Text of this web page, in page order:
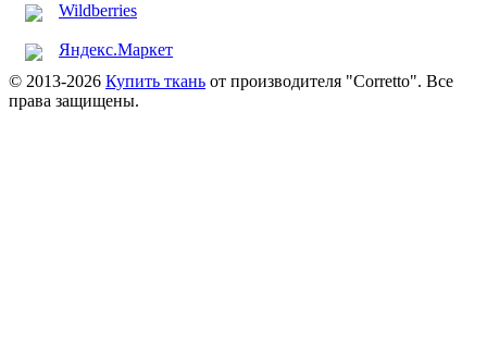
Wildberries
Яндекс.Маркет
© 2013-2026 Купить ткань от производителя "Corretto". Все
права защищены.